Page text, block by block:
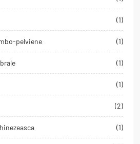
(1)
pelviene (1)
(1)
(1)
(2)
(1)